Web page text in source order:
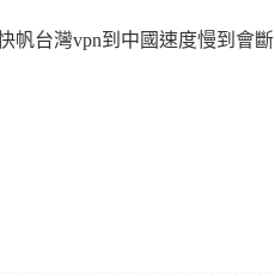
帆台灣vpn到中國速度慢到會斷